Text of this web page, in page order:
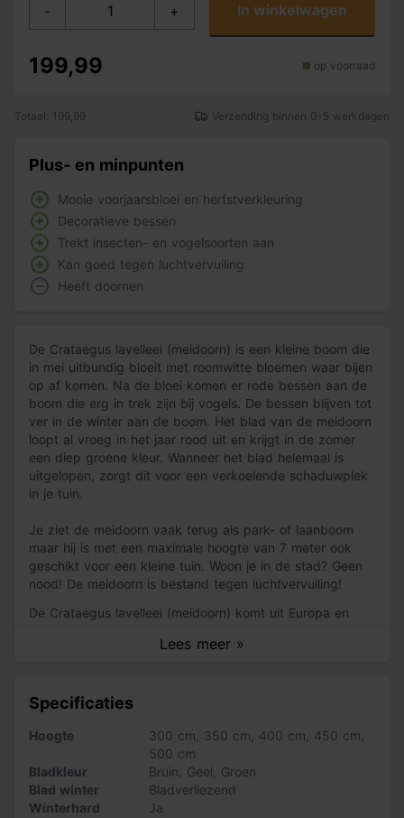
- + In winkelwagen
199,99 op voorraad
Totaal: 199,99 Verzending binnen 0-5 werkdagen
Plus- en minpunten
Mooie voorjaarsbloei en herfstverkleuring
Decoratieve bessen
Trekt insecten- en vogelsoorten aan
Kan goed tegen luchtvervuiling
Heeft doornen
De Crataegus lavelleei (meidoorn) is een kleine boom die
in mei uitbundig bloeit met roomwitte bloemen waar bijen
op af komen. Na de bloei komen er rode bessen aan de
boom die erg in trek zijn bij vogels. De bessen blijven tot
ver in de winter aan de boom. Het blad van de meidoorn
loopt al vroeg in het jaar rood uit en krijgt in de zomer
een diep groene kleur. Wanneer het blad helemaal is
uitgelopen, zorgt dit voor een verkoelende schaduwplek
in je tuin.
Je ziet de meidoorn vaak terug als park- of laanboom
maar hij is met een maximale hoogte van 7 meter ook
geschikt voor een kleine tuin. Woon je in de stad? Geen
nood! De meidoorn is bestand tegen luchtvervuiling!
Lees meer »
De Crataegus lavelleei (meidoorn) komt uit Europa en
op dat de meidoorn doornen heeft die soms wel 2 cm
De crataegus lavelleei groeit goed op bijna alle
ondergronden. Zorg er wel voor dat de bodem niet te
nat is. Plant de meidoorn op een zonnige tot half
schaduwrijke plek. Verder is deze boom makkelijk te
onderhouden. Je snoeit hem alleen in vorm wanneer dat
Specificaties
Hoogte 300 cm 350 cm 400 cm 450 cm
500 cm
Bladkleur
Bruin Geel
Groen
Blad winter
Bladverliezend
Winterhard
Ja